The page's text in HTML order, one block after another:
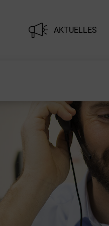
AKTUELLES